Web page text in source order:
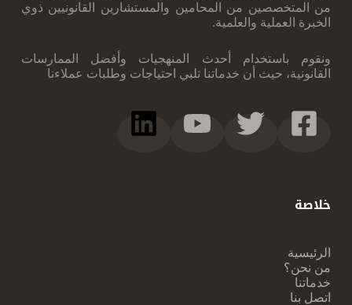
‏من المتخصصين من المحامين والمستشارين القانونيين ذوي
الخبرة العملية والعلمية.
ونقوم ‏باستخدام أحدث المنهجيات وأفضل الممارسات
القانونية، حيث أن خدماتنا تلبي احتياجات ‏وطلبات عملاءنا
خلاصة
الرئيسية
من نحن؟
خدماتنا
اتصل بنا